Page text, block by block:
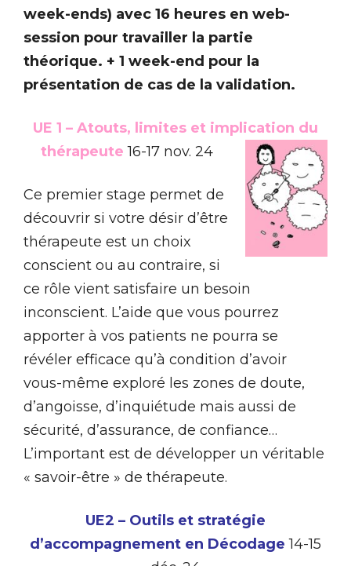
week-ends) avec 16 heures en web-
session pour travailler la partie
théorique. + 1 week-end pour la
présentation de cas de la validation.
UE 1 – Atouts, limites et implication du
thérapeute16-17 nov. 24
Ce premier stage permet de
découvrir si votre désir d’être
thérapeute est un choix
conscient ou au contraire, si
ce rôle vient satisfaire un besoin
inconscient. L’aide que vous pourrez
apporter à vos patients ne pourra se
révéler efficace qu’à condition d’avoir
vous-même exploré les zones de doute,
d’angoisse, d’inquiétude mais aussi de
sécurité, d’assurance, de confiance…
L’important est de développer un véritable
« savoir-être » de thérapeute.
UE2 – Outils et stratégie
d’accompagnement en Décodage14-15